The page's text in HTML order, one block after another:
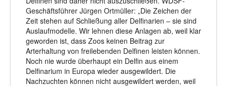
Geschäftsführer Jürgen Ortmüller: „Die Zeichen der
Zeit stehen auf Schließung aller Delfinarien – sie sind
Auslaufmodelle. Wir lehnen diese Anlagen ab, weil klar
geworden ist, dass Zoos keinen Beitrag zur
Arterhaltung von freilebenden Delfinen leisten können.
Noch nie wurde überhaupt ein Delfin aus einem
Delfinarium in Europa wieder ausgewildert. Die
Nachzuchten können nicht ausgewildert werden, weil